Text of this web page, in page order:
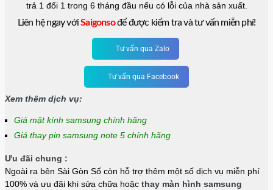
trả 1 đổi 1 trong 6 tháng đầu nếu có lỗi của nhà sản xuất.
Liên hệ ngay vớiSaigonsođể được kiểm tra và tư vấn miễn phí!
Tư vấn qua Zalo
Tư vấn qua Facebook
Xem thêm dịch vụ:
Giá mặt kính samsung chính hãng
Giá thay pin samsung note 5 chính hãng
Ưu đãi chung :
Ngoài ra bên Sài Gòn Số còn hỗ trợ thêm một số dịch vụ miễn phí
100% và ưu đãi khi sửa chữa hoặc thay màn hình samsung